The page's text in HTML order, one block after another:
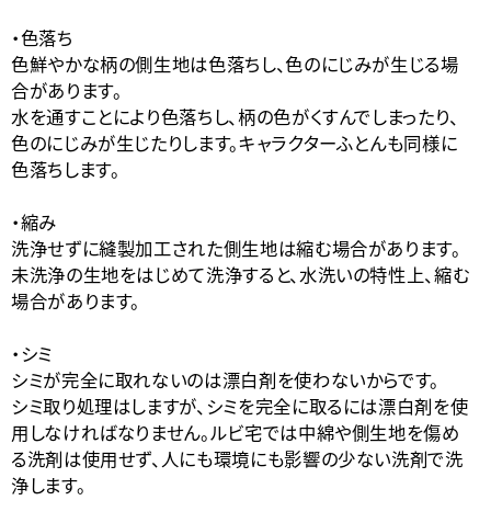
・色落ち
色鮮やかな柄の側生地は色落ちし、色のにじみが生じる場
合があります。
水を通すことにより色落ちし、柄の色がくすんでしまったり、
色のにじみが生じたりします。キャラクターふとんも同様に
色落ちします。
・縮み
洗浄せずに縫製加工された側生地は縮む場合があります。
未洗浄の生地をはじめて洗浄すると、水洗いの特性上、縮む
場合があります。
・シミ
シミが完全に取れないのは漂白剤を使わないからです。
シミ取り処理はしますが、シミを完全に取るには漂白剤を使
用しなければなりません。ルビ宅では中綿や側生地を傷め
る洗剤は使用せず、人にも環境にも影響の少ない洗剤で洗
浄します。